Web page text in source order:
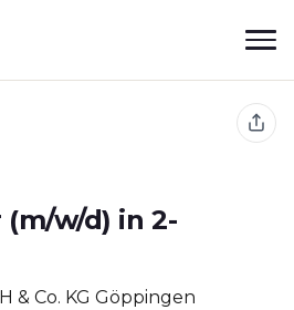
w/d) in 2-
& Co. KG Göppingen